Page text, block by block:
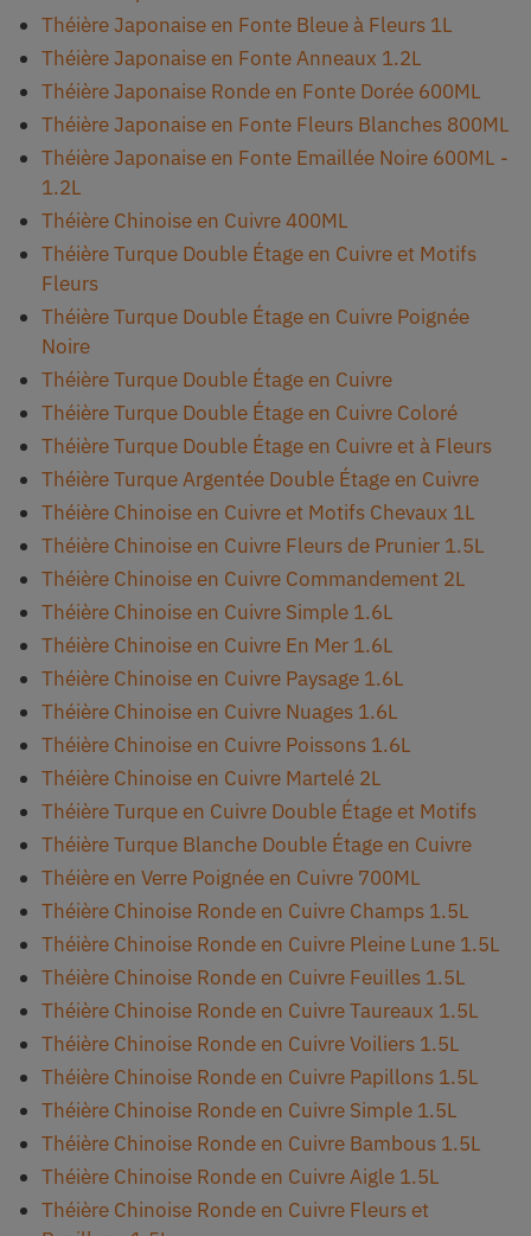
Théière Japonaise en Fonte Bleue à Fleurs 1L
Théière Japonaise en Fonte Anneaux 1.2L
Théière Japonaise Ronde en Fonte Dorée 600ML
Théière Japonaise en Fonte Fleurs Blanches 800ML
Théière Japonaise en Fonte Emaillée Noire 600ML -
1.2L
Théière Chinoise en Cuivre 400ML
Théière Turque Double Étage en Cuivre et Motifs
Fleurs
Théière Turque Double Étage en Cuivre Poignée
Noire
Théière Turque Double Étage en Cuivre
Théière Turque Double Étage en Cuivre Coloré
Théière Turque Double Étage en Cuivre et à Fleurs
Théière Turque Argentée Double Étage en Cuivre
Théière Chinoise en Cuivre et Motifs Chevaux 1L
Théière Chinoise en Cuivre Fleurs de Prunier 1.5L
Théière Chinoise en Cuivre Commandement 2L
Théière Chinoise en Cuivre Simple 1.6L
Théière Chinoise en Cuivre En Mer 1.6L
Théière Chinoise en Cuivre Paysage 1.6L
Théière Chinoise en Cuivre Nuages 1.6L
Théière Chinoise en Cuivre Poissons 1.6L
Théière Chinoise en Cuivre Martelé 2L
Théière Turque en Cuivre Double Étage et Motifs
Théière Turque Blanche Double Étage en Cuivre
Théière en Verre Poignée en Cuivre 700ML
Théière Chinoise Ronde en Cuivre Champs 1.5L
Théière Chinoise Ronde en Cuivre Pleine Lune 1.5L
Théière Chinoise Ronde en Cuivre Feuilles 1.5L
Théière Chinoise Ronde en Cuivre Taureaux 1.5L
Théière Chinoise Ronde en Cuivre Voiliers 1.5L
Théière Chinoise Ronde en Cuivre Papillons 1.5L
Théière Chinoise Ronde en Cuivre Simple 1.5L
Théière Chinoise Ronde en Cuivre Bambous 1.5L
Théière Chinoise Ronde en Cuivre Aigle 1.5L
Théière Chinoise Ronde en Cuivre Fleurs et